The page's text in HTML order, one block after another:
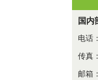
国内
电话
传真
邮箱